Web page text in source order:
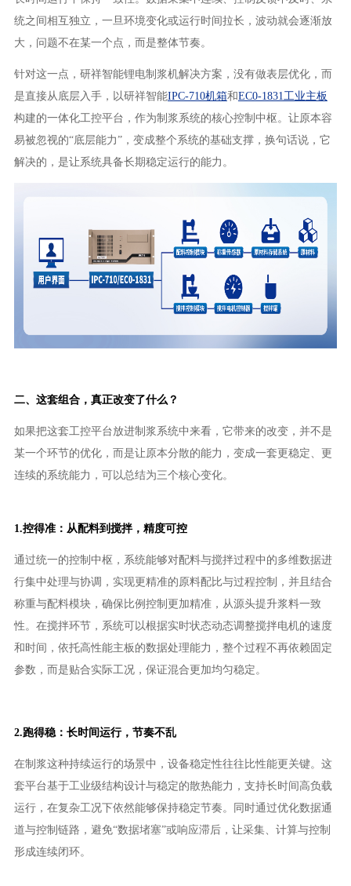
统之间相互独立，一旦环境变化或运行时间拉长，波动就会逐渐放
大，问题不在某一个点，而是整体节奏。
针对这一点，研祥智能锂电制浆机解决方案，没有做表层优化，而
是直接从底层入手，以研祥智能IPC-710机箱和EC0-1831工业主板
构建的一体化工控平台，作为制浆系统的核心控制中枢。让原本容
易被忽视的“底层能力”，变成整个系统的基础支撑，换句话说，它
解决的，是让系统具备长期稳定运行的能力。
二、这套组合，真正改变了什么？
如果把这套工控平台放进制浆系统中来看，它带来的改变，并不是
某一个环节的优化，而是让原本分散的能力，变成一套更稳定、更
连续的系统能力，可以总结为三个核心变化。
1.控得准：从配料到搅拌，精度可控
通过统一的控制中枢，系统能够对配料与搅拌过程中的多维数据进
行集中处理与协调，实现更精准的原料配比与过程控制，并且结合
称重与配料模块，确保比例控制更加精准，从源头提升浆料一致
性。在搅拌环节，系统可以根据实时状态动态调整搅拌电机的速度
和时间，依托高性能主板的数据处理能力，整个过程不再依赖固定
参数，而是贴合实际工况，保证混合更加均匀稳定。
2.跑得稳：长时间运行，节奏不乱
在制浆这种持续运行的场景中，设备稳定性往往比性能更关键。这
套平台基于工业级结构设计与稳定的散热能力，支持长时间高负载
运行，在复杂工况下依然能够保持稳定节奏。同时通过优化数据通
道与控制链路，避免“数据堵塞”或响应滞后，让采集、计算与控制
形成连续闭环。